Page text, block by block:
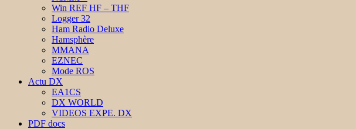
Win REF HF – THF
Logger 32
Ham Radio Deluxe
Hamsphère
MMANA
EZNEC
Mode ROS
Actu DX
EA1CS
DX WORLD
VIDEOS EXPE. DX
PDF docs